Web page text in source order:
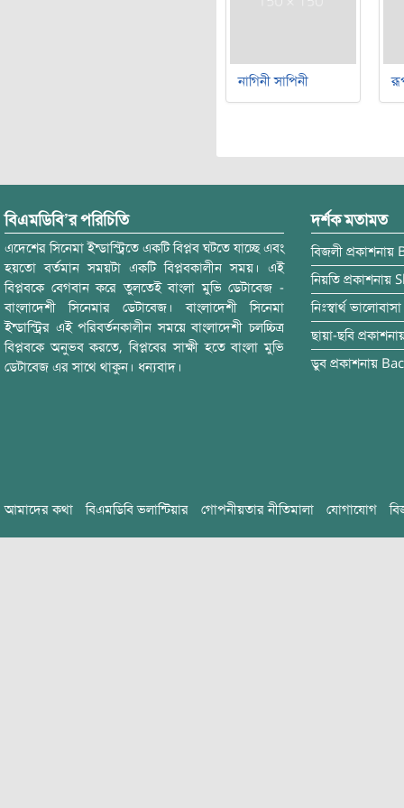
নাগিনী সাপিনী
বিএমডিবি’র পরিচিতি
এদেশের সিনেমা ইন্ডাস্ট্রিতে একটি বিপ্লব ঘটতে যাচ্ছে এবং
হয়তো বর্তমান সময়টা একটি বিপ্লবকালীন সময়। এই
বিপ্লবকে বেগবান করে তুলতেই বাংলা মুভি ডেটাবেজ -
বাংলাদেশী সিনেমার ডেটাবেজ। বাংলাদেশী সিনেমা
ইন্ডাস্ট্রির এই পরিবর্তনকালীন সময়ে বাংলাদেশী চলচ্চিত্র
বিপ্লবকে অনুভব করতে, বিপ্লবের সাক্ষী হতে বাংলা মুভি
ডেটাবেজ এর সাথে থাকুন। ধন্যবাদ।
দর্শক মতামত
বিজলী প্রকাশনায়
নিয়তি প্রকাশনায়
নিঃস্বার্থ ভালোবাসা
ছায়া-ছবি
ডুব প্রকাশনায়
আমাদের কথা বিএমডিবি ভলান্টিয়ার গোপনীয়তার নীতিমালা যোগাযোগ